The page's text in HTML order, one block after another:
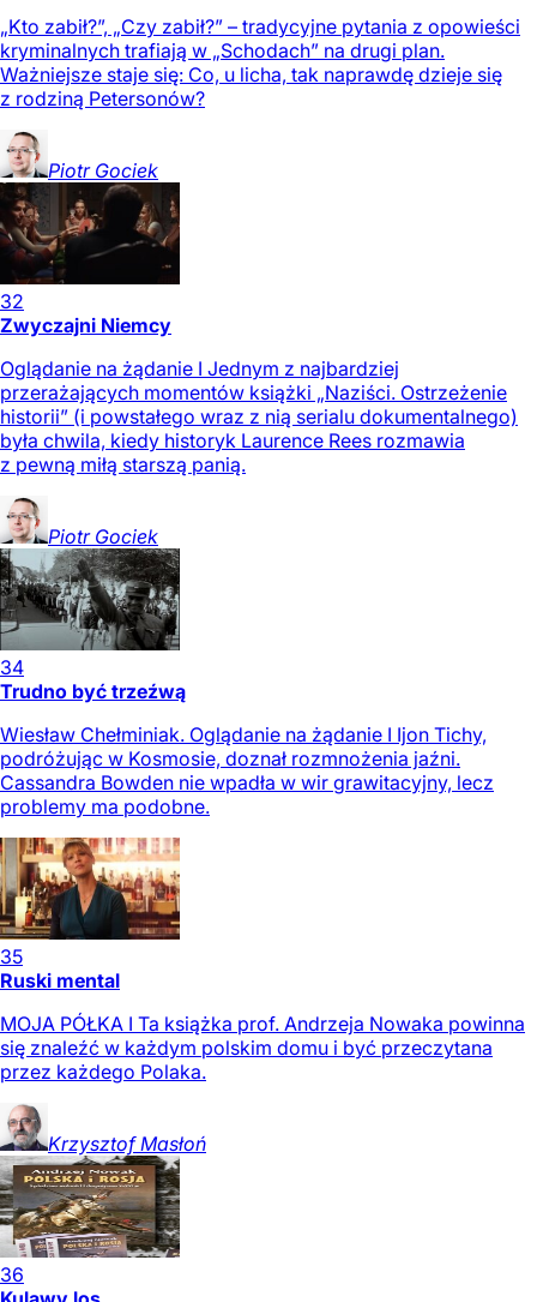
„Kto zabił?”, „Czy zabił?” – tradycyjne pytania z opowieści
kryminalnych trafiają w „Schodach” na drugi plan.
Ważniejsze staje się: Co, u licha, tak naprawdę dzieje się
z rodziną Petersonów?
Piotr Gociek
32
Zwyczajni Niemcy
Oglądanie na żądanie I Jednym z najbardziej
przerażających momentów książki „Naziści. Ostrzeżenie
historii” (i powstałego wraz z nią serialu dokumentalnego)
była chwila, kiedy historyk Laurence Rees rozmawia
z pewną miłą starszą panią.
Piotr Gociek
34
Trudno być trzeźwą
Wiesław Chełminiak. Oglądanie na żądanie I Ijon Tichy,
podróżując w Kosmosie, doznał rozmnożenia jaźni.
Cassandra Bowden nie wpadła w wir grawitacyjny, lecz
problemy ma podobne.
35
Ruski mental
MOJA PÓŁKA I Ta książka prof. Andrzeja Nowaka powinna
się znaleźć w każdym polskim domu i być przeczytana
przez każdego Polaka.
Krzysztof Masłoń
36